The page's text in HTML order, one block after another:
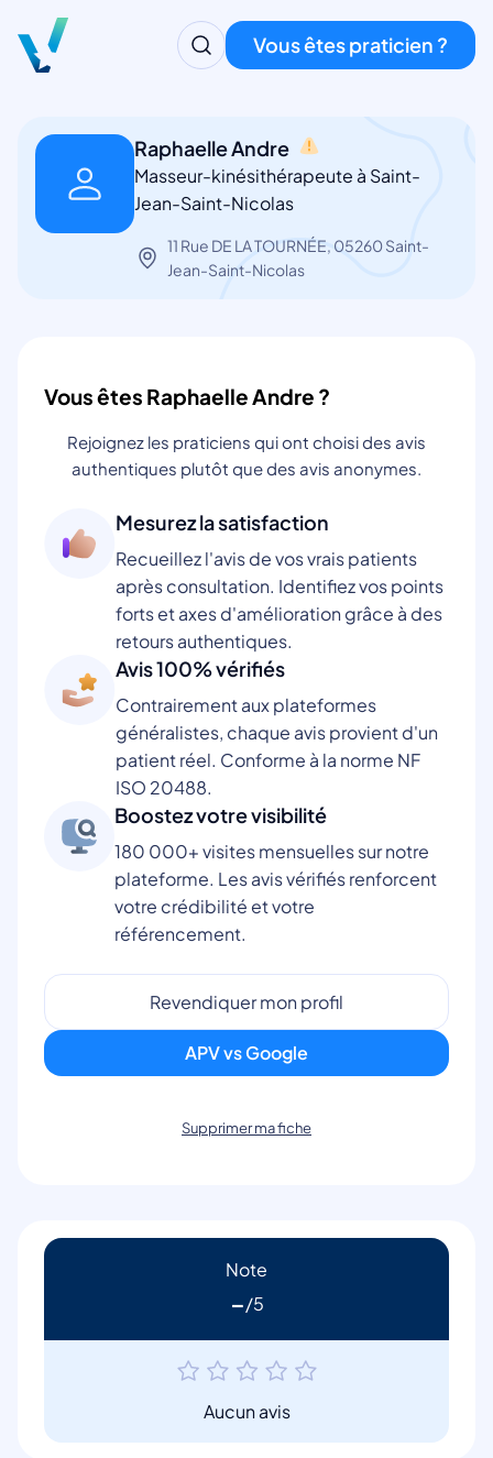
Vous êtes praticien ?
Raphaelle Andre
Masseur-kinésithérapeute à Saint-
Jean-Saint-Nicolas
11 Rue DE LA TOURNÉE, 05260 Saint-
Jean-Saint-Nicolas
Vous êtes Raphaelle Andre ?
Rejoignez les praticiens qui ont choisi des avis
authentiques plutôt que des avis anonymes.
Mesurez la satisfaction
Recueillez l'avis de vos vrais patients
après consultation. Identifiez vos points
forts et axes d'amélioration grâce à des
retours authentiques.
Avis 100% vérifiés
Contrairement aux plateformes
généralistes, chaque avis provient d'un
patient réel. Conforme à la norme NF
ISO 20488.
Boostez votre visibilité
180 000+ visites mensuelles sur notre
plateforme. Les avis vérifiés renforcent
votre crédibilité et votre
référencement.
Revendiquer mon profil
APV vs Google
Supprimer ma fiche
Note
-
Aucun avis